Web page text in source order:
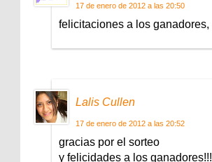
17 de enero de 2012 a las 20:50
felicitaciones a los ganadores,
Lalis Cullen
17 de enero de 2012 a las 20:52
gracias por el sorteo
y felicidades a los ganadores!!!